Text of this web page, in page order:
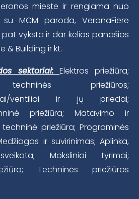
mieste ir rengiama nuo
MCM paroda, VeronaFiere
vyksta ir dar kelios panašios
& Building ir kt.
sektoriai:Elektros priežiūra;
techninės priežiūros;
ventiliai ir jų priedai;
priežiūra; Matavimo ir
priežiūra; Programinės
ir suvirinimas; Aplinka,
Moksliniai tyrimai;
Techninės priežiūros